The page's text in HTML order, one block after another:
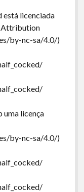
está licenciada
Attribution
by-nc-sa/4.0/)
uma licença
by-nc-sa/4.0/)